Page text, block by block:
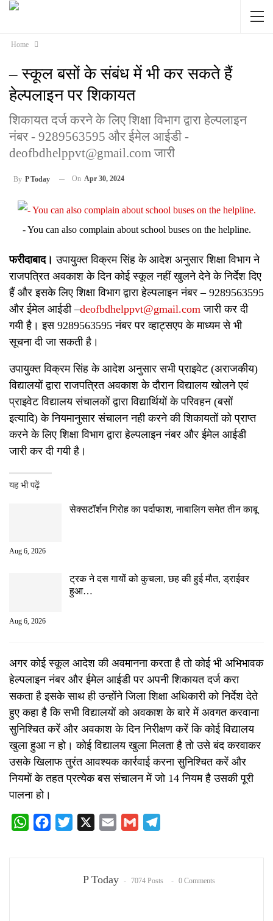
Home
– स्कूल बसों के संबंध में भी कर सकते हैं
हेल्पलाइन पर शिकायत
शिकायत दर्ज करने के लिए शिक्षा विभाग द्वारा हेल्पलाइन
नंबर - 9289563595 और ईमेल आईडी -
deofbdhelppvt@gmail.com जारी
By P Today On Apr 30, 2024
- You can also complain about school buses on the helpline.
फरीदाबाद। उपायुक्त विक्रम सिंह के आदेश अनुसार शिक्षा विभाग ने
राजपत्रित अवकाश के दिन कोई स्कूल नहीं खुलने देने के निर्देश दिए
हैं और इसके लिए शिक्षा विभाग द्वारा हेल्पलाइन नंबर – 9289563595
और ईमेल आईडी –deofbdhelppvt@gmail.com जारी कर दी
गयी है। इस 9289563595 नंबर पर व्हाट्सएप के माध्यम से भी
सूचना दी जा सकती है।
उपायुक्त विक्रम सिंह के आदेश अनुसार सभी प्राइवेट (अराजकीय)
विद्यालयों द्वारा राजपत्रित अवकाश के दौरान विद्यालय खोलने एवं
प्राइवेट विद्यालय संचालकों द्वारा विद्यार्थियों के परिवहन (बसों
इत्यादि) के नियमानुसार संचालन नही करने की शिकायतों को प्राप्त
करने के लिए शिक्षा विभाग द्वारा हेल्पलाइन नंबर और ईमेल आईडी
जारी कर दी गयी है।
यह भी पढ़ें
सेक्सटॉर्शन गिरोह का पर्दाफाश, नाबालिग समेत तीन काबू
Aug 6, 2026
ट्रक ने दस गायों को कुचला, छह की हुई मौत, ड्राईवर
हुआ…
Aug 6, 2026
अगर कोई स्कूल आदेश की अवमानना करता है तो कोई भी अभिभावक
हेल्पलाइन नंबर और ईमेल आईडी पर अपनी शिकायत दर्ज करा
सकता है इसके साथ ही उन्होंने जिला शिक्षा अधिकारी को निर्देश देते
हुए कहा है कि सभी विद्यालयों को अवकाश के बारे में अवगत करवाना
सुनिश्चित करें और अवकाश के दिन निरीक्षण करें कि कोई विद्यालय
खुला हुआ न हो। कोई विद्यालय खुला मिलता है तो उसे बंद करवाकर
उसके खिलाफ तुरंत आवश्यक कार्रवाई करना सुनिश्चित करें और
नियमों के तहत प्रत्येक बस संचालन में जो 14 नियम है उसकी पूरी
पालना हो।
WhatsAppFacebook
Twitter Email Gmail
P Today 7074 Posts 0 Comments